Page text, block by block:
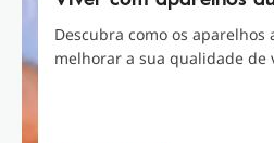
Descubra como os aparelhos
melhorar a sua qualidade de